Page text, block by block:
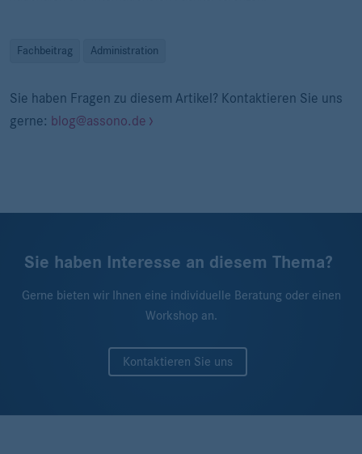
Fachbeitrag Administration
Sie haben Fragen zu diesem Artikel? Kontaktieren Sie uns
gerne: blog@assono.de
Sie haben Interesse an diesem Thema?
Gerne bieten wir Ihnen eine individuelle Beratung oder einen
Workshop an.
Kontaktieren Sie uns